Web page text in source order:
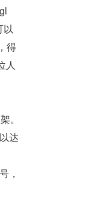
以
得
人
。
达
，